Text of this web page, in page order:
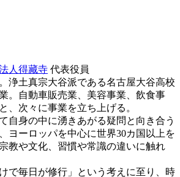
人得藏寺 代表役員
浄土真宗大谷派である名古屋大谷高校
。自動車販売業、美容事業、飲食事
、次々に事業を立ち上げる。
自身の中に湧きあがる疑問と向き合う
ヨーロッパを中心に世界30カ国以上を
教や文化、習慣や常識の違いに触れ
で毎日が修行」という考えに至り、時